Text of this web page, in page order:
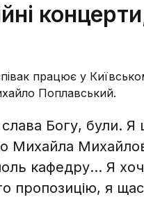
працює у
Поплавський.
Богу, були. Я
Михайла
кафедру... Я
пропозицію, я